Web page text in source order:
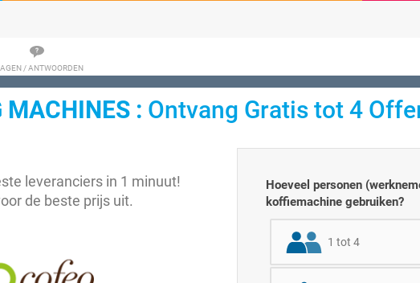
/ ANTWOORDEN
MACHINES : Ontvang Gratis tot 4
leveranciers in 1 minuut!
de beste prijs uit.
Hoeveel personen
koffiemachine gebruiken?
1 tot 4